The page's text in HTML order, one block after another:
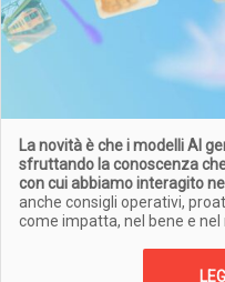
La novità è che i modelli AI
sfruttando la conoscenza
con cui abbiamo interagito
anche consigli operativi,
come impatta, nel bene e nel